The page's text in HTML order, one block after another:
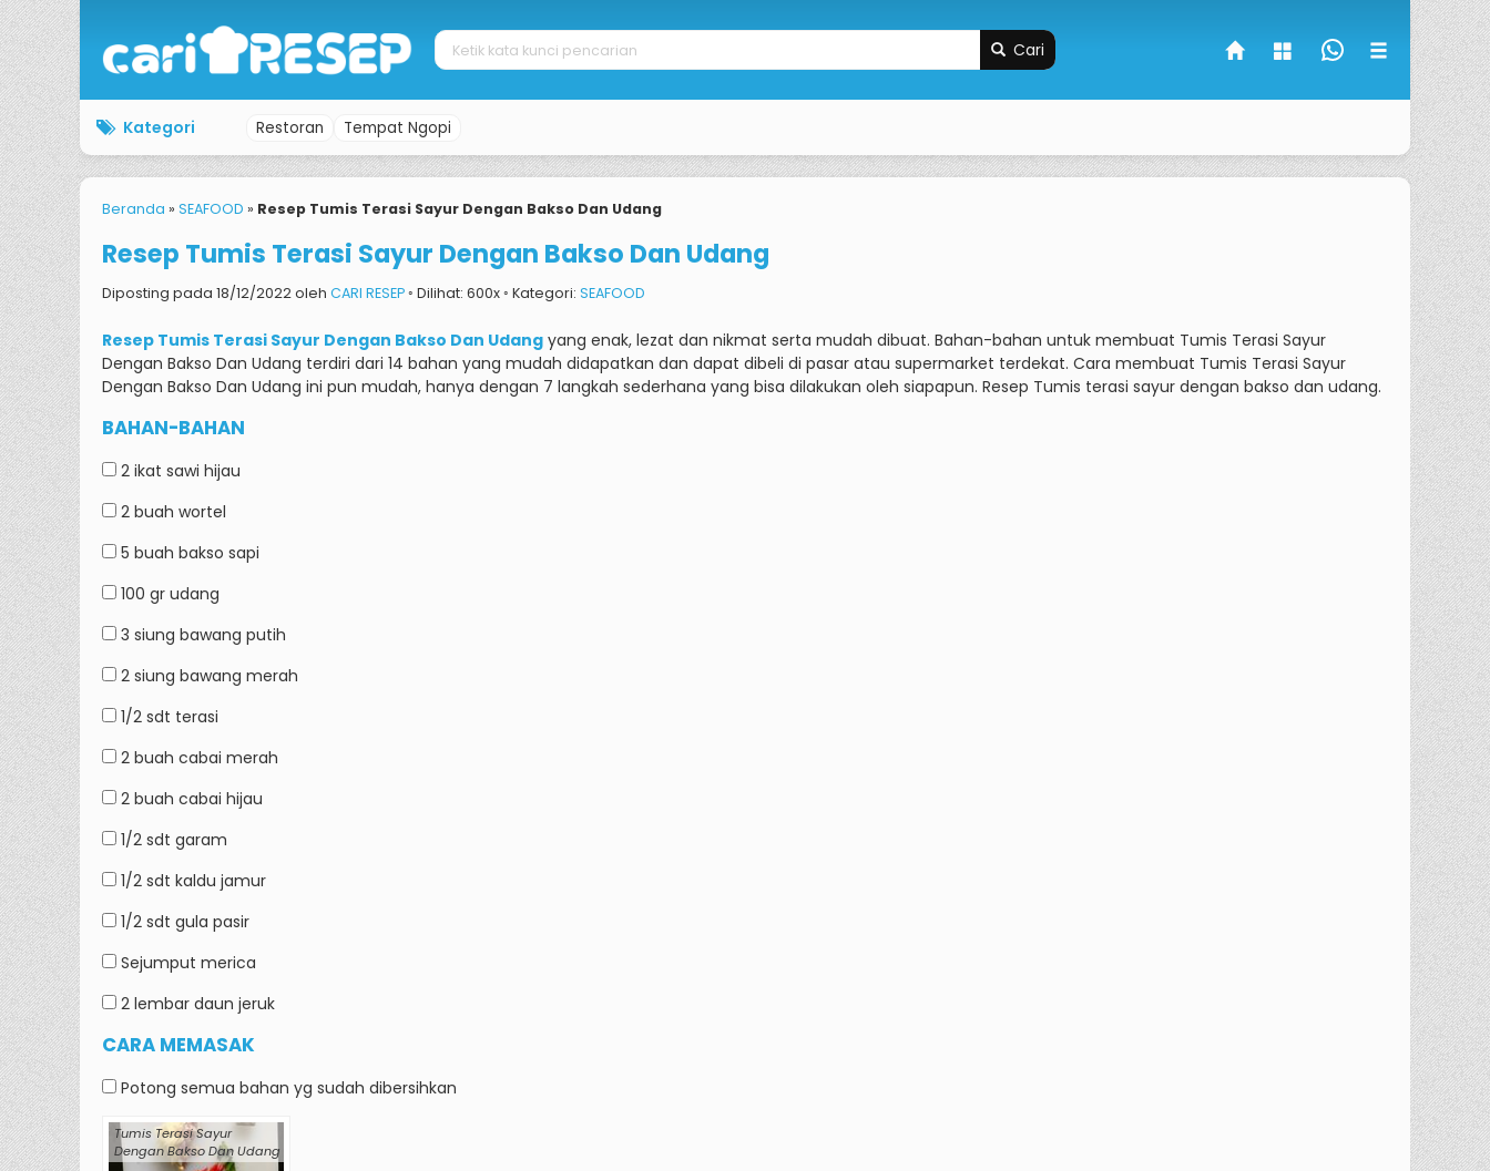
Cari
Kategori Restoran Tempat Ngopi
Beranda » SEAFOOD » Resep Tumis Terasi Sayur Dengan Bakso Dan Udang
Resep Tumis Terasi Sayur Dengan Bakso Dan Udang
Diposting pada 18/12/2022 oleh CARI RESEP◦ Dilihat: 600x ◦ Kategori: SEAFOOD
Resep Tumis Terasi Sayur Dengan Bakso Dan Udang yang enak, lezat dan nikmat serta mudah dibuat. Bahan-bahan untuk membuat Tumis Terasi Sayur
Dengan Bakso Dan Udang terdiri dari 14 bahan yang mudah didapatkan dan dapat dibeli di pasar atau supermarket terdekat. Cara membuat Tumis Terasi Sayur
Dengan Bakso Dan Udang ini pun mudah, hanya dengan 7 langkah sederhana yang bisa dilakukan oleh siapapun. Resep Tumis terasi sayur dengan bakso dan udang.
BAHAN-BAHAN
2 ikat sawi hijau
2 buah wortel
5 buah bakso sapi
100 gr udang
3 siung bawang putih
2 siung bawang merah
1/2 sdt terasi
2 buah cabai merah
2 buah cabai hijau
1/2 sdt garam
1/2 sdt kaldu jamur
1/2 sdt gula pasir
Sejumput merica
2 lembar daun jeruk
CARA MEMASAK
Potong semua bahan yg sudah dibersihkan
Tumis Terasi Sayur
Dengan Bakso Dan Udang